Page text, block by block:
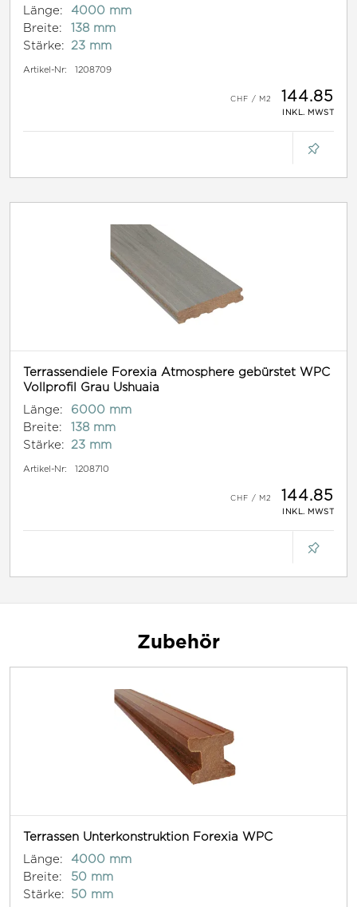
Länge:
4000 mm
Breite:
138 mm
Stärke:
23 mm
Artikel-Nr: 1208709
144.85
INKL. MWST
Terrassendiele Forexia Atmosphere gebürstet WPC
Vollprofil Grau Ushuaia
Länge:
6000 mm
Breite:
138 mm
Stärke:
23 mm
Artikel-Nr: 1208710
144.85
INKL. MWST
Zubehör
Terrassen Unterkonstruktion Forexia WPC
Länge:
4000 mm
Breite:
50 mm
Stärke:
50 mm